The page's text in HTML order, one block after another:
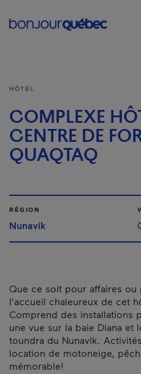
HÔTEL
COMPLEXE
CENTRE DE
QUAQTAQ
RÉGION
Nunavik
Que ce soit pour affaires ou
l'accueil chaleureux de cet
Comprend des installations
une vue sur la baie Diana et
toundra du Nunavik.
location de motoneige,
mémorable!